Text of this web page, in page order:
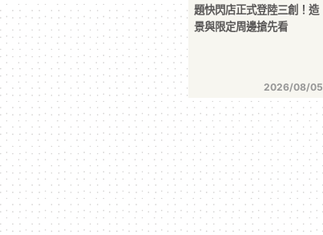
題快閃店正式登陸三創！造
景與限定周邊搶先看
2026/08/05